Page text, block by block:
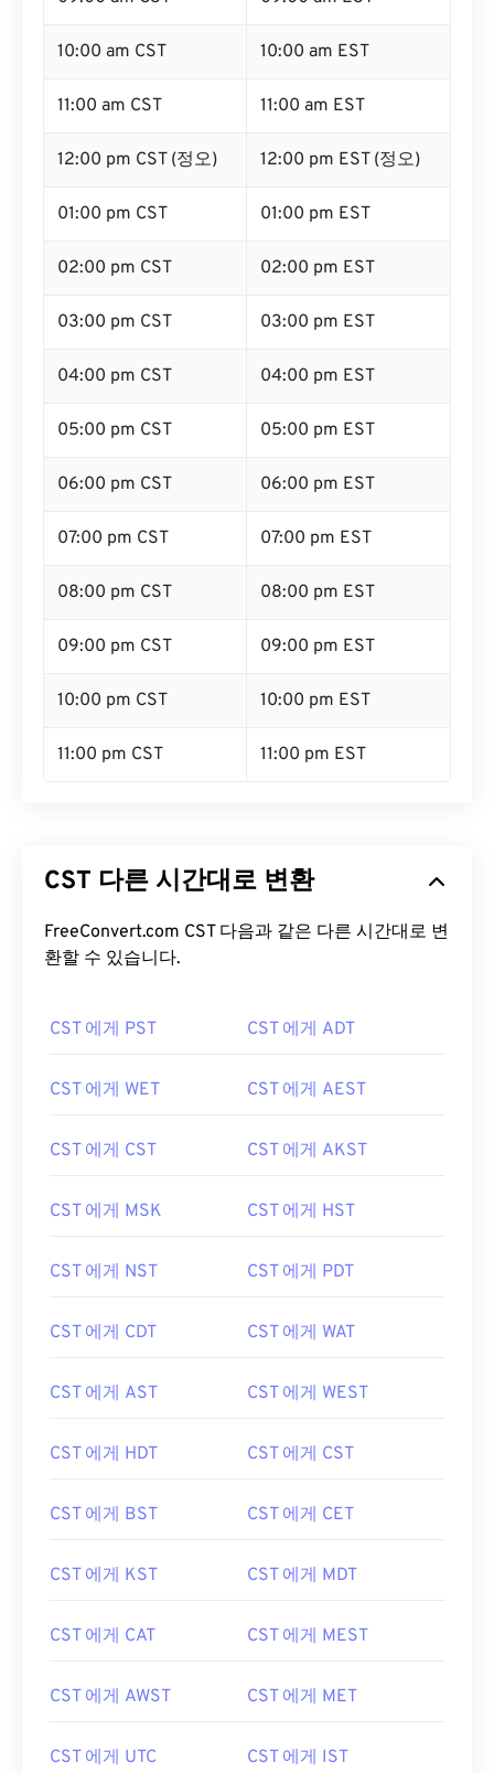
10:00 am CST 10:00 am EST
11:00 am CST 11:00 am EST
12:00 pm CST (정오) 12:00 pm EST (정오)
01:00 pm CST 01:00 pm EST
02:00 pm CST 02:00 pm EST
03:00 pm CST 03:00 pm EST
04:00 pm CST 04:00 pm EST
05:00 pm CST 05:00 pm EST
06:00 pm CST 06:00 pm EST
07:00 pm CST 07:00 pm EST
08:00 pm CST 08:00 pm EST
09:00 pm CST 09:00 pm EST
10:00 pm CST 10:00 pm EST
11:00 pm CST 11:00 pm EST
CST 다른 시간대로 변환
FreeConvert.com CST 다음과 같은 다른 시간대로 변
환할 수 있습니다.
CST 에게 PST CST 에게 ADT
CST 에게 WET CST 에게 AEST
CST 에게 CST CST 에게 AKST
CST 에게 MSK CST 에게 HST
CST 에게 NST CST 에게 PDT
CST 에게 CDT CST 에게 WAT
CST 에게 AST CST 에게 WEST
CST 에게 HDT CST 에게 CST
CST 에게 BST CST 에게 CET
CST 에게 KST CST 에게 MDT
CST 에게 CAT CST 에게 MEST
CST 에게 AWST CST 에게 MET
CST 에게 UTC CST 에게 IST